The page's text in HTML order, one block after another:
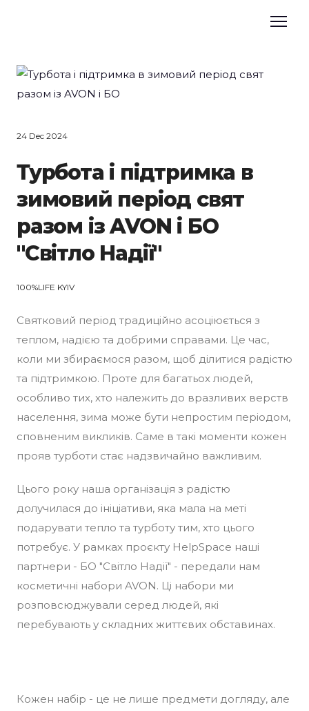
24 Dec 2024
Турбота і підтримка в
зимовий період свят
разом із AVON і БО
"Світло Надії"
100%LIFE KYIV
Святковий період традиційно асоціюється з
теплом, надією та добрими справами. Це час,
коли ми збираємося разом, щоб ділитися радістю
та підтримкою. Проте для багатьох людей,
особливо тих, хто належить до вразливих верств
населення, зима може бути непростим періодом,
сповненим викликів. Саме в такі моменти кожен
прояв турботи стає надзвичайно важливим.
Цього року наша організація з радістю
долучилася до ініціативи, яка мала на меті
подарувати тепло та турботу тим, хто цього
потребує. У рамках проєкту HelpSpace наші
партнери - БО "Світло Надії" - передали нам
косметичні набори AVON. Ці набори ми
розповсюджували серед людей, які
перебувають у складних життєвих обставинах.
Кожен набір - це не лише предмети догляду, але